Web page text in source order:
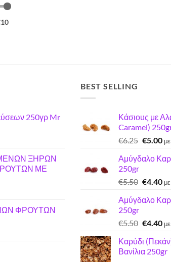
250γρ Mr
ΞΗΡΩΝ
ΜΕ
ΦΡΟΥΤΩΝ
BEST SELLING
Κάσιους με
Caramel)
€6.25 Original
was:
€5.00Η
Αμύγδαλο
250gr
€5.50 Original
was:
€4.40Η
Αμύγδαλο
250gr
€5.50 Original
was:
€5.50.
€4.40Η
Καρύδι
Βανίλια 250gr